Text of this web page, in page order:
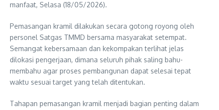
manfaat, Selasa (18/05/2026).
Pemasangan kramil dilakukan secara gotong royong oleh
personel Satgas TMMD bersama masyarakat setempat.
Semangat kebersamaan dan kekompakan terlihat jelas
dilokasi pengerjaan, dimana seluruh pihak saling bahu-
membahu agar proses pembangunan dapat selesai tepat
waktu sesuai target yang telah ditentukan.
Tahapan pemasangan kramil menjadi bagian penting dalam